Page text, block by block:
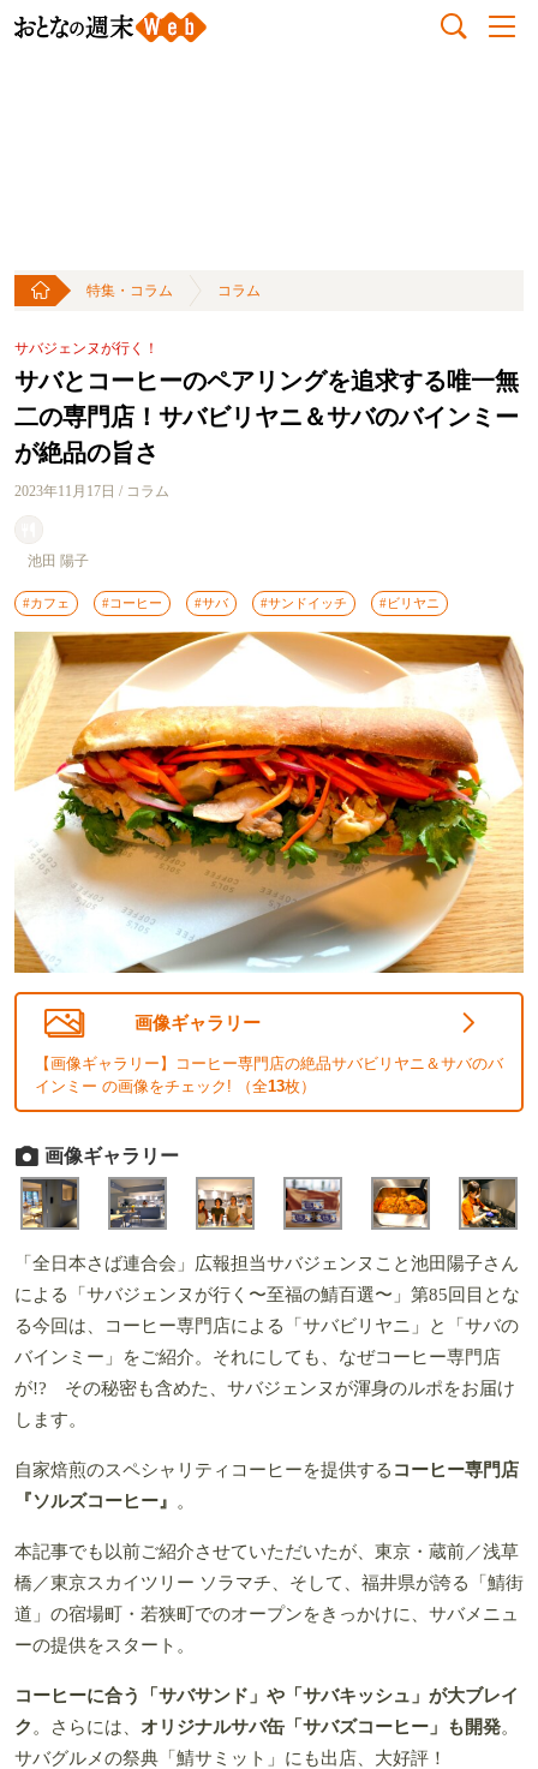
特集・コラム コラム
サバジェンヌが行く！
サバとコーヒーのペアリングを追求する唯一無
二の専門店！サバビリヤニ＆サバのバインミー
が絶品の旨さ
2023年11月17日 / コラム
池田 陽子
#カフェ #コーヒー #サバ #サンドイッチ #ビリヤニ
画像ギャラリー
【画像ギャラリー】コーヒー専門店の絶品サバビリヤニ＆サバのバ
インミー の画像をチェック! （全13枚）
画像ギャラリー
「全日本さば連合会」広報担当サバジェンヌこと池田陽子さん
による「サバジェンヌが行く〜至福の鯖百選〜」第85回目とな
る今回は、コーヒー専門店による「サバビリヤニ」と「サバの
バインミー」をご紹介。それにしても、なぜコーヒー専門店
が!? その秘密も含めた、サバジェンヌが渾身のルポをお届け
します。
自家焙煎のスペシャリティコーヒーを提供する コーヒー専門店
『ソルズコーヒー』
。
本記事でも以前ご紹介させていただいたが、東京・蔵前／浅草
橋／東京スカイツリー ソラマチ、そして、福井県が誇る「鯖街
道」の宿場町・若狭町でのオープンをきっかけに、サバメニュ
ーの提供をスタート。
コーヒーに合う「サバサンド」や「サバキッシュ」が大ブレイ
ク 。さらには、 オリジナルサバ缶「サバズコーヒー」も開発。
サバグルメの祭典「鯖サミット」にも出店、大好評！